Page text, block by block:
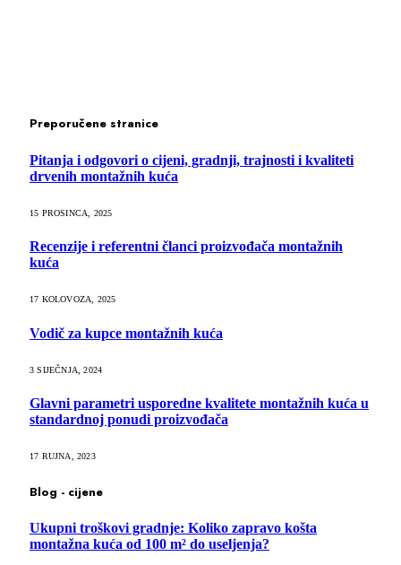
Preporučene stranice
Pitanja i odgovori o cijeni, gradnji, trajnosti i kvaliteti
drvenih montažnih kuća
15 PROSINCA, 2025
Recenzije i referentni članci proizvođača montažnih
kuća
17 KOLOVOZA, 2025
Vodič za kupce montažnih kuća
3 SIJEČNJA, 2024
Glavni parametri usporedne kvalitete montažnih kuća u
standardnoj ponudi proizvođača
17 RUJNA, 2023
Blog - cijene
Ukupni troškovi gradnje: Koliko zapravo košta
montažna kuća od 100 m² do useljenja?